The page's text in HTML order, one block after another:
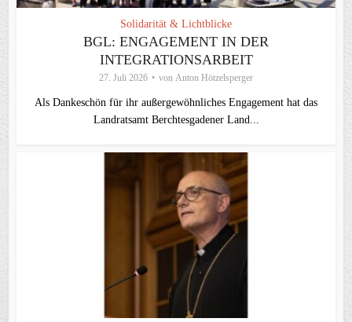
Solidarität & Lichtblicke
BGL: ENGAGEMENT IN DER
INTEGRATIONSARBEIT
27. Juli 2026 von Anton Hötzelsperger
Als Dankeschön für ihr außergewöhnliches Engagement hat das
Landratsamt Berchtesgadener Land...